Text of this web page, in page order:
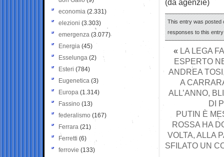
(da agenzie)
This entry was posted
responses to this
« LA LEGA
ESPERTO
ANDREA
A
ALL’ANNO,
DI
PUTIN È
ROSSA HA
VOLTA, ALLA
SFILATO UN
economia (2.331)
elezioni (3.303)
emergenza (3.077)
Energia (45)
Esselunga (2)
Esteri (784)
Eugenetica (3)
Europa (1.314)
Fassino (13)
federalismo (167)
Ferrara (21)
Ferretti (6)
ferrovie (133)